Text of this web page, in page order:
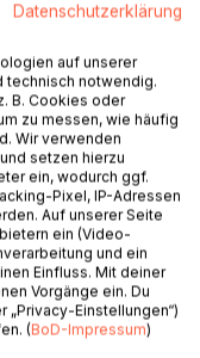
Tierheim in
und glücklicher und
ihrer Familie.
und
braucht als eine
Datenschutzerklärung
auf unserer
technisch notwendig.
B. Cookies oder
zu messen, wie häufig
Wir verwenden
setzen hierzu
ein, wodurch ggf.
Pixel, IP-Adressen
Auf unserer Seite
ein (Video-
und ein
Einfluss. Mit deiner
Vorgänge ein. Du
„Privacy-Einstellungen“)
(BoD-Impressum)